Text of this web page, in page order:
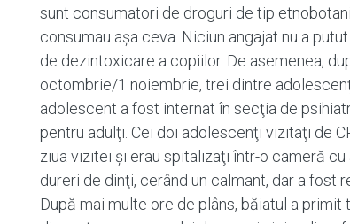
sunt consumatori de droguri de tip
consumau așa ceva. Niciun angajat nu a
de dezintoxicare a copiilor. De asemenea,
octombrie/1 noiembrie, trei dintre
adolescent a fost internat în secţia de
pentru adulţi. Cei doi adolescenţi vizitaţi de
ziua vizitei şi erau spitalizaţi într-o cameră
dureri de dinţi, cerând un calmant, dar a fost
După mai multe ore de plâns, băiatul a